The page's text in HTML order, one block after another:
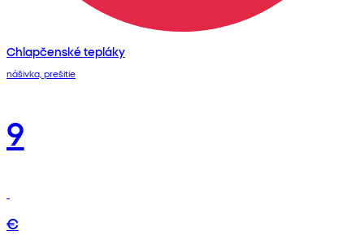
Chlapčenské tepláky
nášivka, prešitie
9
€